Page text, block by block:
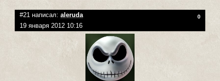
#21 написал: aleruda 0
19 января 2012 10:16